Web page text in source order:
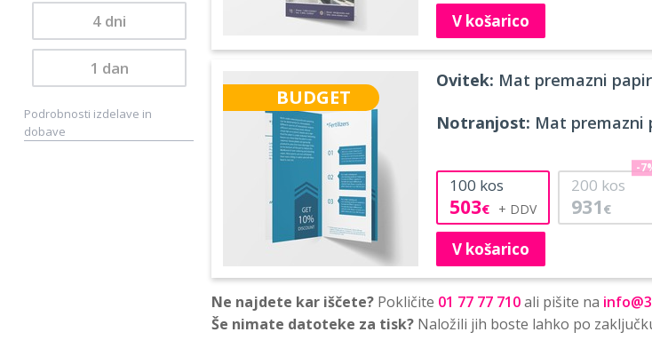
4 dni
1 dan
Podrobnosti izdelave in
dobave
V košarico
BUDGET
Ovitek: Mat premazni
Notranjost: Mat premazni
100 kos
503€
200 kos
931 €
-
V košarico
Ne najdete kar iščete? Pokličite 01 77 77 710ali pišite na
Še nimate datoteke za tisk? Naložili jih boste lahko po